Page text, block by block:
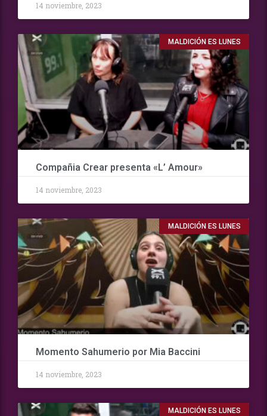
14 noviembre, 2023
MALDICIÓN ES LUNES
Compañia Crear presenta «L’ Amour»
14 noviembre, 2023
MALDICIÓN ES LUNES
Momento Sahumerio por Mia Baccini
14 noviembre, 2023
MALDICIÓN ES LUNES